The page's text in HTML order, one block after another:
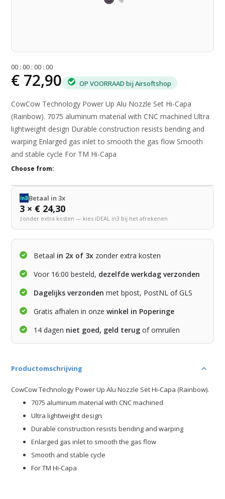
00 :00 :00 :00
€ 72,90 OP VOORRAAD bij Airsoftshop
CowCow Technology Power Up Alu Nozzle Set Hi-Capa
(Rainbow). 7075 aluminum material with CNC machined Ultra
lightweight design Durable construction resists bending and
warping Enlarged gas inlet to smooth the gas flow Smooth
and stable cycle For TM Hi-Capa
Choose from:
Betaal in 3x
3 × € 24,30
zonder extra kosten — kies iDEAL in3 bij het afrekenen
Betaal in 2x of 3x zonder extra kosten
Voor 16:00 besteld, dezelfde werkdag verzonden
Dagelijks verzonden met bpost, PostNL of GLS
Gratis afhalen in onzewinkel in Poperinge
14 dagen niet goed, geld terug of omruilen
Productomschrijving
CowCow Technology Power Up Alu Nozzle Set Hi-Capa (Rainbow).
7075 aluminum material with CNC machined
Ultra lightweight design
Durable construction resists bending and warping
Enlarged gas inlet to smooth the gas flow
Smooth and stable cycle
For TM Hi-Capa